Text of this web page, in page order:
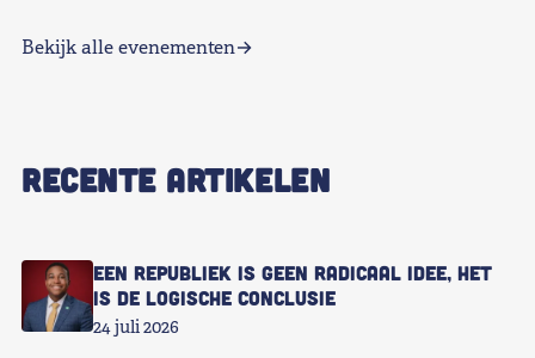
Bekijk alle evenementen
RECENTE ARTIKELEN
Een republiek is geen radicaal idee, het
is de logische conclusie
24 juli 2026